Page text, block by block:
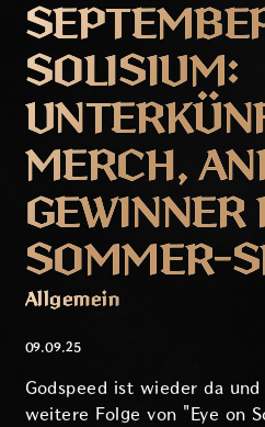
SOLISIUM:
MERCH,
GEWINNER
SOMMER-
Allgemein
09.09.25
Godspeed ist wieder da
weitere Folge von "Eye on